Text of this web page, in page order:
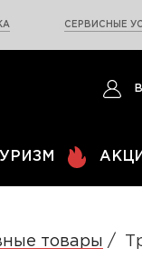
СЕРВИСНЫЕ
товары